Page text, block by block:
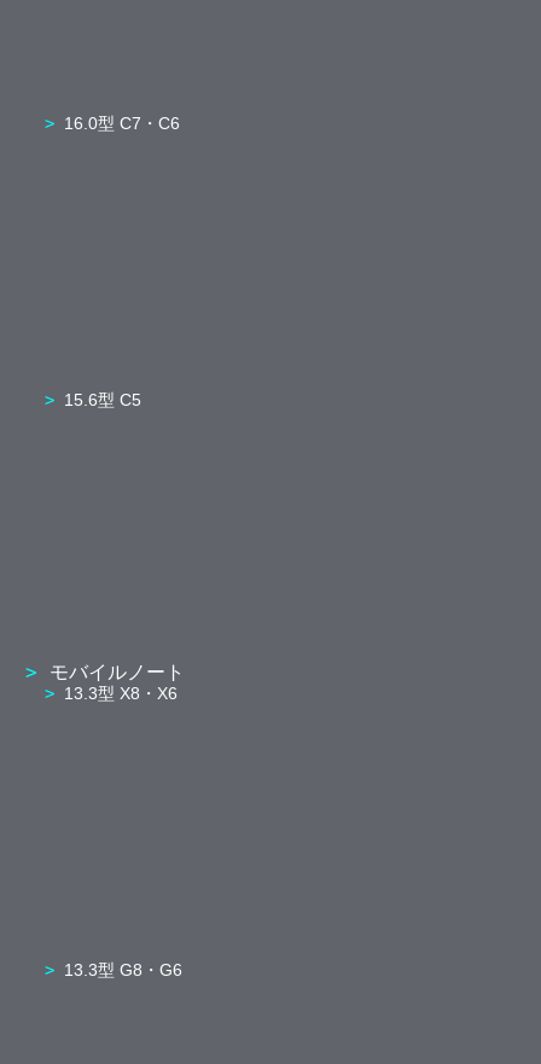
16.0型 C7・C6
15.6型 C5
モバイルノート
13.3型 X8・X6
13.3型 G8・G6